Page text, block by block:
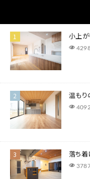
小上が
温もり
落ち着